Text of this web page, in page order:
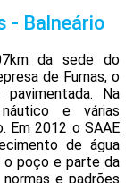
- Balneário
da sede do
de Furnas, o
Na
e várias
Em 2012 o SAAE
de água
o poço e parte da
e padrões